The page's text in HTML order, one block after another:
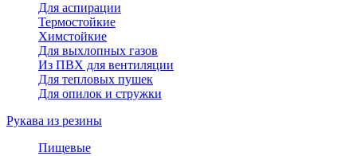
Для аспирации
Термостойкие
Химстойкие
Для выхлопных газов
Из ПВХ для вентиляции
Для тепловых пушек
Для опилок и стружки
Рукава из резины
Пищевые